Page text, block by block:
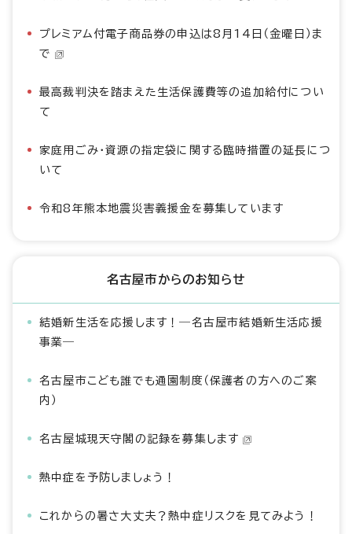
プレミアム付電子商品券の申込は8月14日（金曜日）ま
で
最高裁判決を踏まえた生活保護費等の追加給付につい
て
家庭用ごみ・資源の指定袋に関する臨時措置の延長につ
いて
令和8年熊本地震災害義援金を募集しています
名古屋市からのお知らせ
結婚新生活を応援します！―名古屋市結婚新生活応援
事業―
名古屋市こども誰でも通園制度（保護者の方へのご案
内）
名古屋城現天守閣の記録を募集します
熱中症を予防しましょう！
これからの暑さ大丈夫？熱中症リスクを見てみよう！